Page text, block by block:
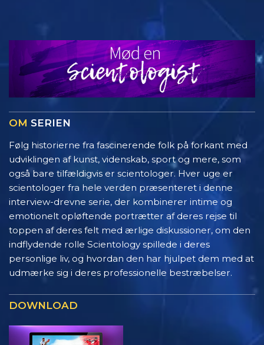
OM SERIEN
Følg historierne fra fascinerende folk på forkant med
udviklingen af kunst, videnskab, sport og mere, som
også bare tilfældigvis er scientologer. Hver uge er
scientologer fra hele verden præsenteret i denne
interview-drevne serie, der kombinerer intime og
emotionelt opløftende portrætter af deres rejse til
toppen af deres felt med ærlige diskussioner, om den
indflydende rolle Scientology spillede i deres
personlige liv, og hvordan den har hjulpet dem med at
udmærke sig i deres professionelle bestræbelser.
DOWNLOAD